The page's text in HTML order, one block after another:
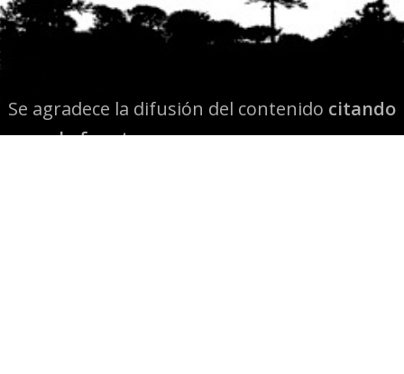
Se agradece la difusión del contenido citando
la fuente www.mapuexpress.org